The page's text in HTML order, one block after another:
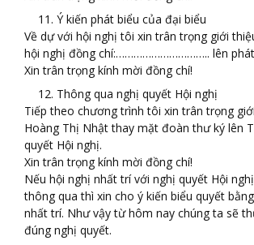
Ý kiến phát biểu của đại biểu
Về dự với hội nghị tôi xin trân trọng giới
hội nghị đồng chí:………………………….. lên phát
Xin trân trọng kính mời đồng chí!
Thông qua nghị quyết Hội nghị
Tiếp theo chương trình tôi xin trân trọng
Hoàng Thị Nhật thay mặt đoàn thư ký lên
quyết Hội nghị.
Xin trân trọng kính mời đồng chí!
Nếu hội nghị nhất trí với nghị quyết Hội
thông qua thì xin cho ý kiến biểu quyết
nhất trí. Như vậy từ hôm nay chúng ta sẽ
đúng nghị quyết.